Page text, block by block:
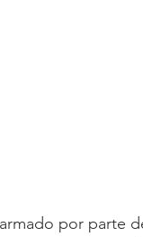
por parte